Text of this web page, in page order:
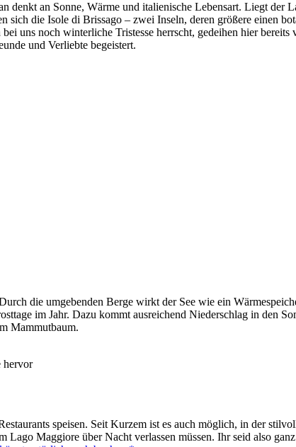
an Sonne, Wärme und italienische Lebensart. Liegt der
die Isole di Brissago – zwei Inseln, deren größere einen
uns noch winterliche Tristesse herrscht, gedeihen hier
und Verliebte begeistert.
die umgebenden Berge wirkt der See wie ein
im Jahr. Dazu kommt ausreichend Niederschlag in den
Mammutbaum.
hervor
speisen. Seit Kurzem ist es auch möglich, in der
Maggiore über Nacht verlassen müssen. Ihr seid also